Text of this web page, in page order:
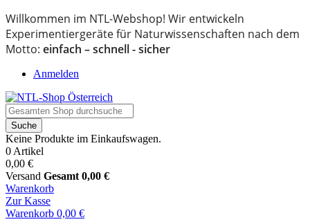
Willkommen im NTL-Webshop! Wir entwickeln
Experimentiergeräte für Naturwissenschaften nach dem
Motto: einfach – schnell - sicher
Anmelden
Suche
Keine Produkte im Einkaufswagen.
0 Artikel
0,00 €
Versand Gesamt 0,00 €
Warenkorb
Zur Kasse
Warenkorb 0,00 €